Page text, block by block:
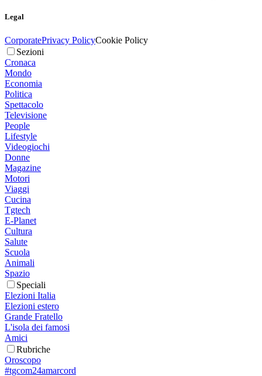
Legal
CorporatePrivacy PolicyCookie Policy
Sezioni
Cronaca
Mondo
Economia
Politica
Spettacolo
Televisione
People
Lifestyle
Videogiochi
Donne
Magazine
Motori
Viaggi
Cucina
Tgtech
E-Planet
Cultura
Salute
Scuola
Animali
Spazio
Speciali
Elezioni Italia
Elezioni estero
Grande Fratello
L'isola dei famosi
Amici
Rubriche
Oroscopo
#tgcom24amarcord